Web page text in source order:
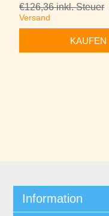
€126,36 inkl. Steuer
Versand
KAUFEN
Information